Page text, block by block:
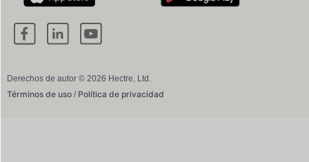
Derechos de autor © 2026 Hectre, Ltd.
Términos de uso / Política de privacidad